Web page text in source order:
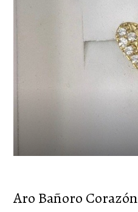
Aro Bañoro Corazón